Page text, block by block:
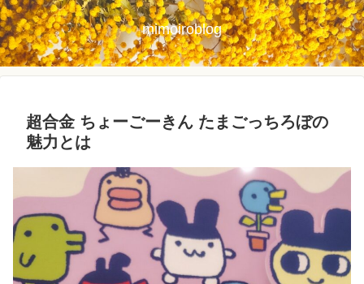
mimoiroblog
超合金 ちょーごーきん たまごっちろぼの
魅力とは